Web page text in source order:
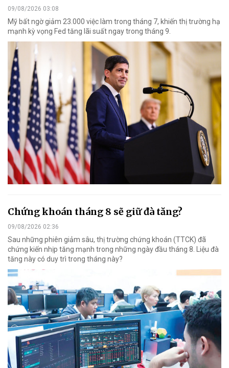
09/08/2026 03:08
Mỹ bất ngờ giảm 23.000 việc làm trong tháng 7, khiến thị trường hạ
mạnh kỳ vọng Fed tăng lãi suất ngay trong tháng 9.
Chứng khoán tháng 8 sẽ giữ đà tăng?
09/08/2026 02:36
Sau những phiên giảm sâu, thị trường chứng khoán (TTCK) đã
chứng kiến nhịp tăng mạnh trong những ngày đầu tháng 8. Liệu đà
tăng này có duy trì trong tháng này?